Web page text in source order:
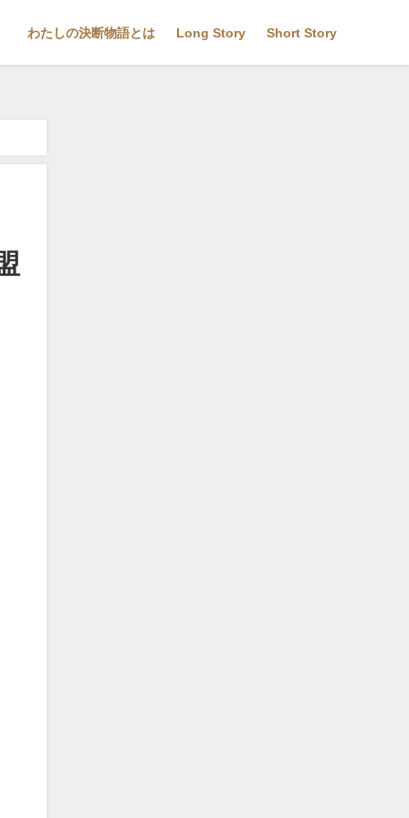
わたしの決断物語とは Long Story Short Story